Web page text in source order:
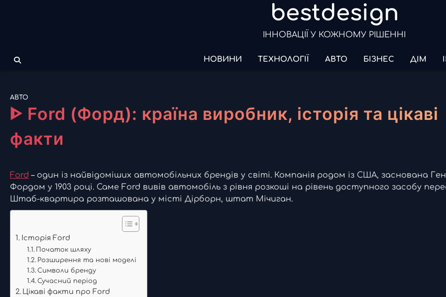
bestdesign
ІННОВАЦІЇ У КОЖНОМУ РІШЕННІ
НОВИНИ ТЕХНОЛОГІЇ АВТО БІЗНЕС ДІМ
АВТО
ᐈ Ford (Форд): країна виробник, історія та цікаві
факти
Ford – один із найвідоміших автомобільних брендів у світі. Компанія родом із США, заснована
Фордом у 1903 році. Саме Ford вивів автомобіль з рівня розкоші на рівень доступного засобу
Штаб-квартира розташована у місті Дірборн, штат Мічиган.
Історія Ford
Початок шляху
Розширення та нові моделі
Символи бренду
Сучасний період
Цікаві факти про Ford